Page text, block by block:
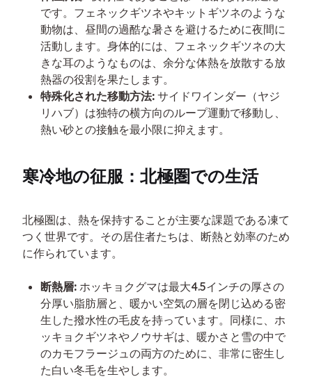
です。フェネックギツネやキットギツネのような
動物は、昼間の過酷な暑さを避けるために夜間に
活動します。身体的には、フェネックギツネの大
きな耳のようなものは、余分な体熱を放散する放
熱器の役割を果たします。
特殊化された移動方法: サイドワインダー（ヤジ
リハブ）は独特の横方向のループ運動で移動し、
熱い砂との接触を最小限に抑えます。
寒冷地の征服：北極圏での生活
北極圏は、熱を保持することが主要な課題である凍て
つく世界です。その居住者たちは、断熱と効率のため
に作られています。
断熱層: ホッキョクグマは最大4.5インチの厚さの
分厚い脂肪層と、暖かい空気の層を閉じ込める密
生した撥水性の毛皮を持っています。同様に、ホ
ッキョクギツネやノウサギは、暖かさと雪の中で
のカモフラージュの両方のために、非常に密生し
た白い冬毛を生やします。